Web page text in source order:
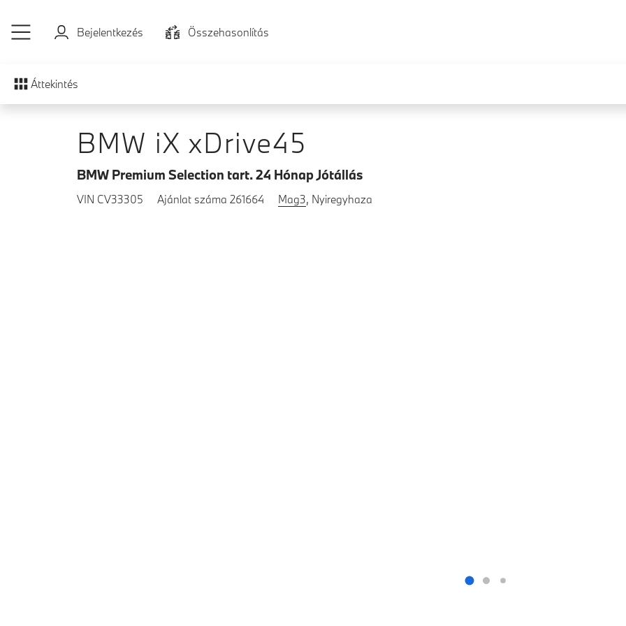
Bejelentkezés
Összehasonlítás
Áttekintés
BMW iX xDrive45
BMW Premium Selection tart. 24 Hónap Jótállás
VIN CV33305 Ajánlat száma 261664 Mag3, Nyiregyhaza